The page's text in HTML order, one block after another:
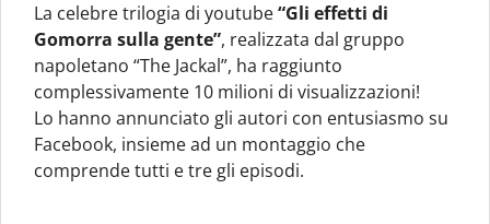
La celebre trilogia di youtube“Gli effetti di
Gomorra sulla gente”, realizzata dal gruppo
napoletano “The Jackal”, ha raggiunto
complessivamente 10 milioni di visualizzazioni!
Lo hanno annunciato gli autori con entusiasmo su
Facebook, insieme ad un montaggio che
comprende tutti e tre gli episodi.